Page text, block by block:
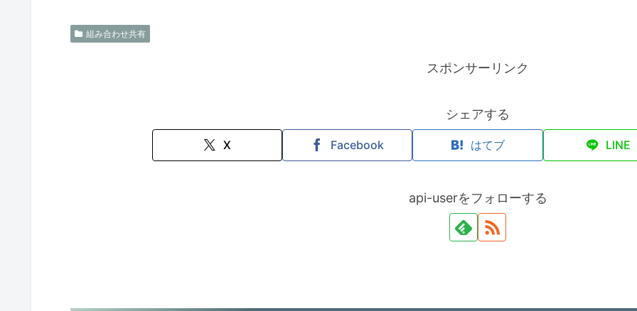
組み合わせ共有
スポンサーリンク
シェアする
X Facebook はてブ LINE
api-userをフォローする